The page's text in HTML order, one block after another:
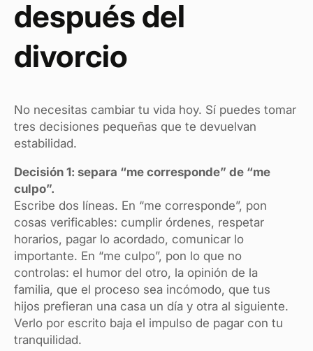
después del
divorcio
No necesitas cambiar tu vida hoy. Sí puedes tomar
tres decisiones pequeñas que te devuelvan
estabilidad.
Decisión 1: separa “me corresponde” de “me
culpo”.
Escribe dos líneas. En “me corresponde”, pon
cosas verificables: cumplir órdenes, respetar
horarios, pagar lo acordado, comunicar lo
importante. En “me culpo”, pon lo que no
controlas: el humor del otro, la opinión de la
familia, que el proceso sea incómodo, que tus
hijos prefieran una casa un día y otra al siguiente.
Verlo por escrito baja el impulso de pagar con tu
tranquilidad.